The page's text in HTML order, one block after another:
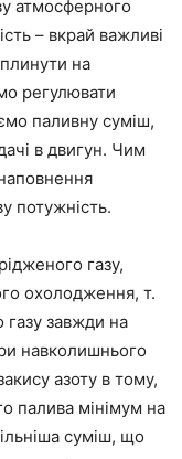
атмосферного
– вкрай важливі
на
регулювати
паливну суміш,
в двигун. Чим
потужність.
газу,
охолодження, т.
газу завжди на
навколишнього
азоту в тому,
палива мінімум на
суміш, що